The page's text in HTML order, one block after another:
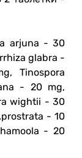
arjuna - 30
glabra -
Tinospora
- 20 mg,
wightii - 30
- 10
- 20